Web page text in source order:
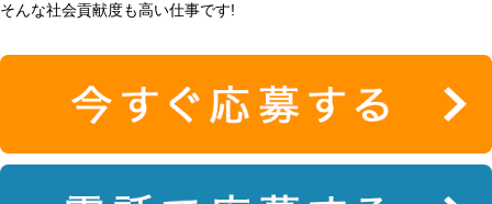
そんな社会貢献度も高い仕事です!